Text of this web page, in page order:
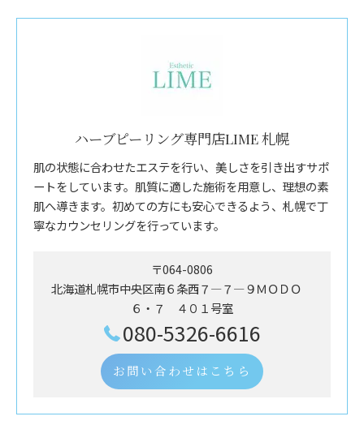
ハーブピーリング専門店LIME 札幌
肌の状態に合わせたエステを行い、美しさを引き出すサポ
ートをしています。肌質に適した施術を用意し、理想の素
肌へ導きます。初めての方にも安心できるよう、札幌で丁
寧なカウンセリングを行っています。
〒064-0806
北海道札幌市中央区南６条西７―７―９ＭＯＤＯ
６・７ ４０１号室
080-5326-6616
お問い合わせはこちら